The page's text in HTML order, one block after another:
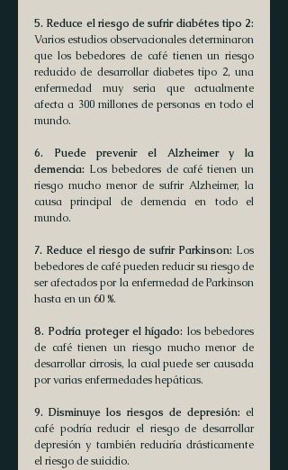
5. Reduce el riesgo de sufrir diabétes tipo 2:
Varios estudios observacionales determinaron
que los bebedores de café tienen un riesgo
reducido de desarrollar diabetes tipo 2, una
enfermedad muy seria que actualmente
afecta a 300 millones de personas en todo el
mundo.
6. Puede prevenir el Alzheimer y la
demencia: Los bebedores de café tienen un
riesgo mucho menor de sufrir Alzheimer, la
causa principal de demencia en todo el
mundo.
7. Reduce el riesgo de sufrir Parkinson: Los
bebedores de café pueden reducir su riesgo de
ser afectados por la enfermedad de Parkinson
hasta en un 60 %.
8. Podría proteger el hígado: los bebedores
de café tienen un riesgo mucho menor de
desarrollar cirrosis, la cual puede ser causada
por varias enfermedades hepáticas.
9. Disminuye los riesgos de depresión: el
café podría reducir el riesgo de desarrollar
depresión y también reduciría drásticamente
el riesgo de suicidio.